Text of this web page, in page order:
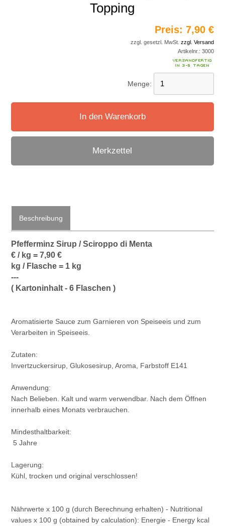
Topping
Preis: 7,90 €
zzgl. gesetzl. MwSt. zzgl. Versand
Artikelnr.: 3000
Menge:
In den Warenkorb
Merkzettel
Beschreibung
Pfefferminz Sirup / Sciroppo di Menta
€ / kg = 7,90 €
kg / Flasche = 1 kg
---
( Kartoninhalt - 6 Flaschen )
Aromatisierte Sauce zum Garnieren von Speiseeis und zum
Verarbeiten in Speiseeis.
Zutaten:
Invertzuckersirup, Glukosesirup, Aroma, Farbstoff E141
Anwendung:
Nach Belieben. Kalt und warm verwendbar. Nach dem Öffnen
innerhalb eines Monats verbrauchen.
Mindesthaltbarkeit:
5 Jahre
Lagerung:
Kühl, trocken und original verschlossen!
Nährwerte x 100 g (durch Berechnung erhalten) - Nutritional
values x 100 g (obtained by calculation): Energie - Energy kcal